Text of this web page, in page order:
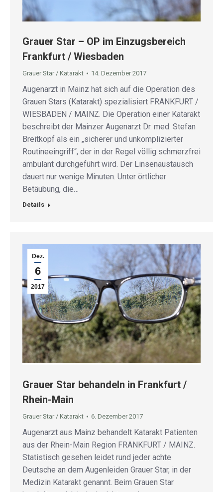
Grauer Star – OP im Einzugsbereich
Frankfurt / Wiesbaden
Grauer Star / Katarakt 14. Dezember 2017
Augenarzt in Mainz hat sich auf die Operation des
Grauen Stars (Katarakt) spezialisiert FRANKFURT /
WIESBADEN / MAINZ. Die Operation einer Katarakt
beschreibt der Mainzer Augenarzt Dr. med. Stefan
Breitkopf als ein „sicherer und unkomplizierter
Routineeingriff“, der in der Regel völlig schmerzfrei
ambulant durchgeführt wird. Der Linsenaustausch
dauert nur wenige Minuten. Unter örtlicher
Betäubung, die…
Details
Dez.
6
2017
Grauer Star behandeln in Frankfurt /
Rhein-Main
Grauer Star / Katarakt 6. Dezember 2017
Augenarzt aus Mainz behandelt Katarakt Patienten
aus der Rhein-Main Region FRANKFURT / MAINZ.
Statistisch gesehen leidet rund jeder achte
Deutsche an dem Augenleiden Grauer Star, in der
Medizin Katarakt genannt. Beim Grauen Star